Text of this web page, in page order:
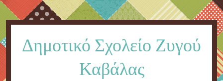
Δημοτικό Σχολείο Ζυγού
Καβάλας